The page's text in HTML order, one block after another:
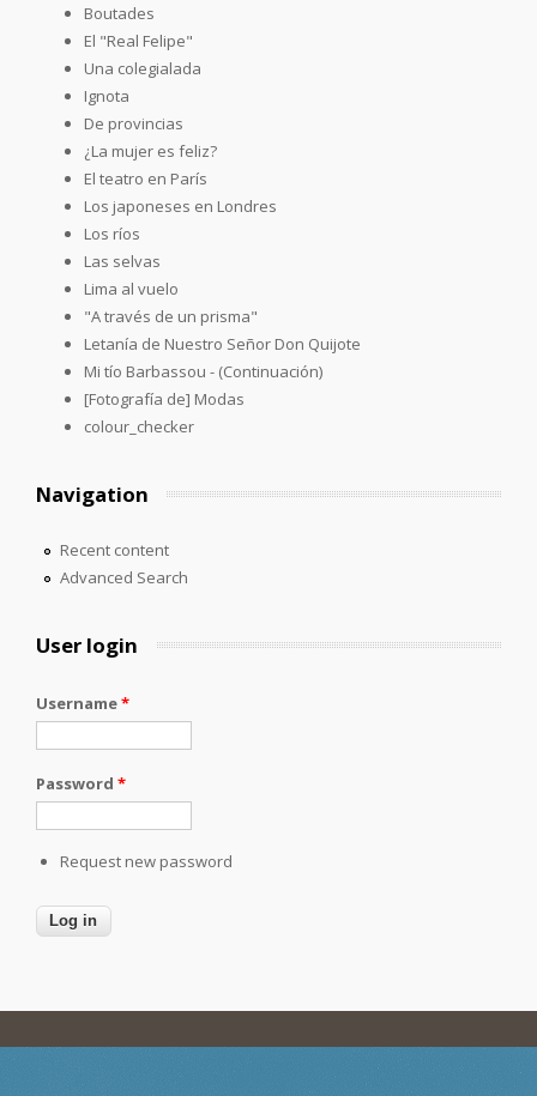
Boutades
El "Real Felipe"
Una colegialada
Ignota
De provincias
¿La mujer es feliz?
El teatro en París
Los japoneses en Londres
Los ríos
Las selvas
Lima al vuelo
"A través de un prisma"
Letanía de Nuestro Señor Don Quijote
Mi tío Barbassou - (Continuación)
[Fotografía de] Modas
colour_checker
Navigation
Recent content
Advanced Search
User login
Username*
Password *
Request new password